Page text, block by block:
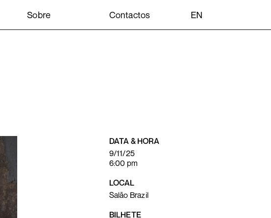
Sobre Contactos EN
DATA & HORA
9/11/25
6:00 pm
LOCAL
Salão Brazil
BILHETE